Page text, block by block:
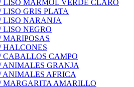
LISO MARMOL VERDE CLARO
LISO GRIS PLATA
LISO NARANJA
LISO NEGRO
MARIPOSAS
HALCONES
CABALLOS CAMPO
ANIMALES GRANJA
ANIMALES AFRICA
MARGARITA AMARILLO